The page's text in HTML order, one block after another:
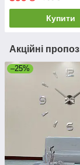
Купити
Акційні
–25%